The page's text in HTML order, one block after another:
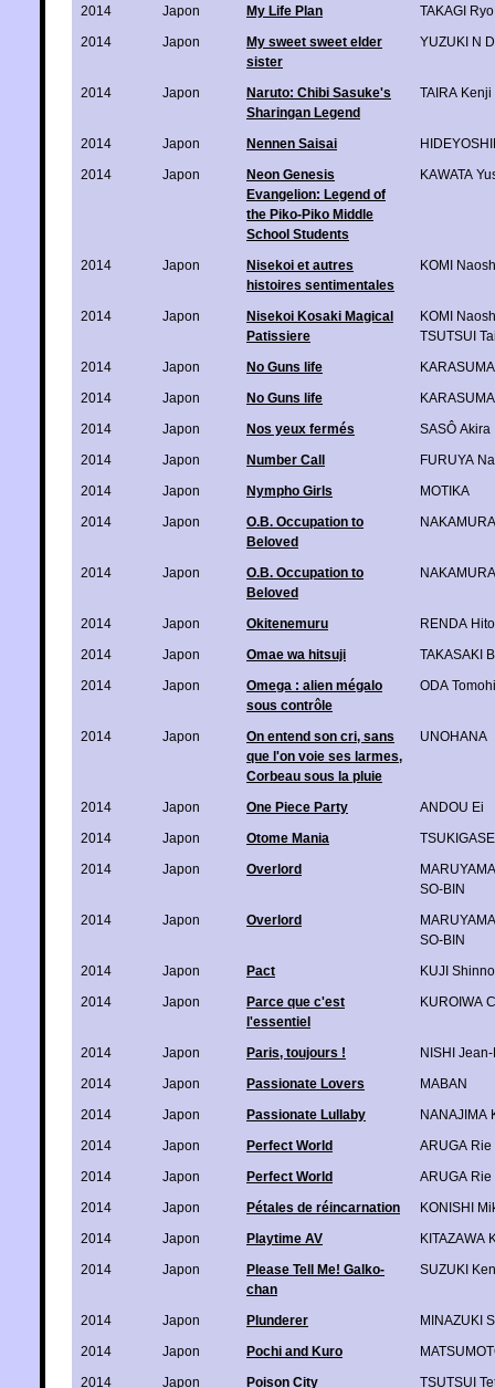
2014
Japon My Life Plan
TAKAGI Ryo
2014
Japon
My sweet sweet elder
sister
YUZUKI N
2014 Japon
Naruto: Chibi Sasuke's
Sharingan Legend
TAIRA Kenji
2014 Japon Nennen Saisai
2014
Japon
Neon Genesis
Evangelion: Legend of
the Piko-Piko Middle
School Students
KAWATA
2014 Japon
Nisekoi et autres
histoires sentimentales
KOMI
2014 Japon
Nisekoi Kosaki Magical
Patissiere
KOMI
TSUTSUI
2014
Japon No Guns life
2014
Japon No Guns life
2014
Japon Nos yeux fermés
SASÔ Akira
2014
Japon Number Call
FURUYA
2014
Japon Nympho Girls
MOTIKA
2014
Japon
O.B. Occupation to
Beloved
2014 Japon
O.B. Occupation to
Beloved
2014 Japon Okitenemuru
RENDA
2014
Japon Omae wa hitsuji
TAKASAKI
2014
Japon
Omega : alien mégalo
sous contrôle
ODA
2014 Japon
On entend son cri, sans
que l'on voie ses larmes,
Corbeau sous la pluie
UNOHANA
2014 Japon One Piece Party
ANDOU Ei
2014
Japon Otome Mania
2014
Japon Overlord
SO-BIN
2014
Japon Overlord
SO-BIN
2014
Japon Pact
KUJI
2014
Japon
Parce que c'est
l'essentiel
KUROIWA
2014 Japon Paris, toujours !
NISHI
2014
Japon Passionate Lovers
MABAN
2014
Japon Passionate Lullaby
NANAJIMA
2014
Japon Perfect World
ARUGA Rie
2014
Japon Perfect World
ARUGA Rie
2014
Japon Pétales de réincarnation
KONISHI
2014
Japon Playtime AV
KITAZAWA
2014
Japon
Please Tell Me! Galko-
chan
SUZUKI
2014 Japon Plunderer
MINAZUKI
2014
Japon Pochi and Kuro
2014
Japon Poison City TSUTSUI